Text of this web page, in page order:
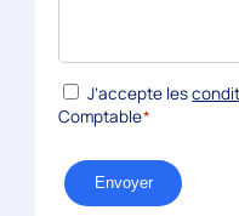
RGPD*
J’accepte les
Comptable*
Envoyer